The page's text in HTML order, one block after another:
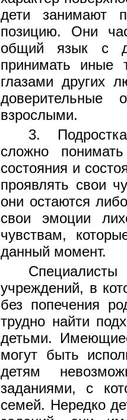
дети занимают
позицию. Они
общий язык с
принимать иные
глазами других
взрослыми.
3.
сложно
состояния и
проявлять свои
они остаются
свои эмоции
чувствам,
данный момент.
учреждений, в
без попечения
трудно найти
детьми.
могут быть
детям
заданиями, с
семей. Нередко